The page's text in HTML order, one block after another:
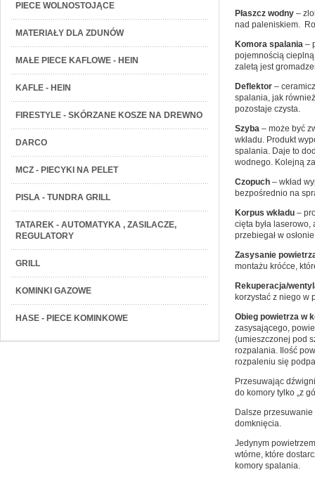
PIECE WOLNOSTOJĄCE
MATERIAŁY DLA ZDUNÓW
MAŁE PIECE KAFLOWE - HEIN
KAFLE - HEIN
FIRESTYLE - SKÓRZANE KOSZE NA DREWNO
DARCO
MCZ - PIECYKI NA PELET
PISLA - TUNDRA GRILL
TATAREK - AUTOMATYKA , ZASILACZE,
REGULATORY
GRILL
KOMINKI GAZOWE
HASE - PIECE KOMINKOWE
Płaszcz wodny –
nad paleniskiem.
Komora spalania –
pojemnością
zaletą jest
Deflektor –
spalania, jak
pozostaje czysta.
Szyba – może być
wkładu. Produkt
spalania. Daje to
wodnego. Kolejną
Czopuch – wkład
bezpośrednio na
Korpus wkładu –
cięta była
przebiegał w
Zasysanie
montażu króćce,
Rekuperacja/
korzystać z niego w
Obieg powietrza w
zasysającego,
(umieszczonej pod
rozpalania. Ilość
rozpaleniu się
Przesuwając
do komory tylko „z
Dalsze
domknięcia.
Jedynym
wtórne, które
komory spalania.